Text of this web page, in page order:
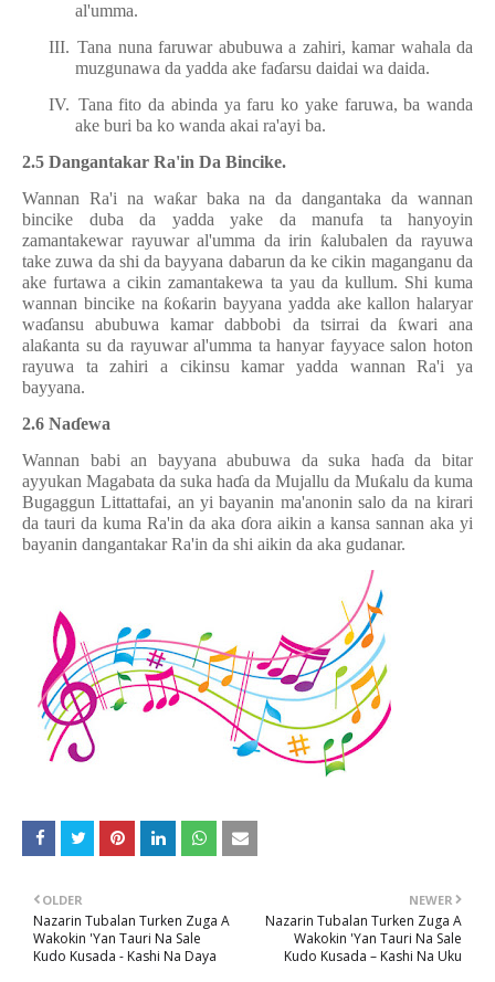
al'umma.
III. Tana nuna faruwar abubuwa a zahiri, kamar wahala da
muzgunawa da yadda ake faɗarsu daidai wa daida.
IV. Tana fito da abinda ya faru ko yake faruwa, ba wanda
ake buri ba ko wanda akai ra'ayi ba.
2.5 Dangantakar Ra'in Da Bincike.
Wannan Ra'i na waƙar baka na da dangantaka da wannan
bincike duba da yadda yake da manufa ta hanyoyin
zamantakewar rayuwar al'umma da irin ƙalubalen da rayuwa
take zuwa da shi da bayyana dabarun da ke cikin maganganu da
ake furtawa a cikin zamantakewa ta yau da kullum. Shi kuma
wannan bincike na ƙoƙarin bayyana yadda ake kallon halaryar
waɗansu abubuwa kamar dabbobi da tsirrai da ƙwari ana
alaƙanta su da rayuwar al'umma ta hanyar fayyace salon hoton
rayuwa ta zahiri a cikinsu kamar yadda wannan Ra'i ya
bayyana.
2.6 Naɗewa
Wannan babi an bayyana abubuwa da suka haɗa da bitar
ayyukan Magabata da suka haɗa da Mujallu da Muƙalu da kuma
Bugaggun Littattafai, an yi bayanin ma'anonin salo da na kirari
da tauri da kuma Ra'in da aka ɗora aikin a kansa sannan aka yi
bayanin dangantakar Ra'in da shi aikin da aka gudanar.
NEWER
Nazarin Tubalan Turken Zuga A
Wakokin 'Yan Tauri Na Sale
Kudo Kusada – Kashi Na Uku
OLDER
Nazarin Tubalan Turken Zuga A
Wakokin 'Yan Tauri Na Sale
Kudo Kusada - Kashi Na Daya